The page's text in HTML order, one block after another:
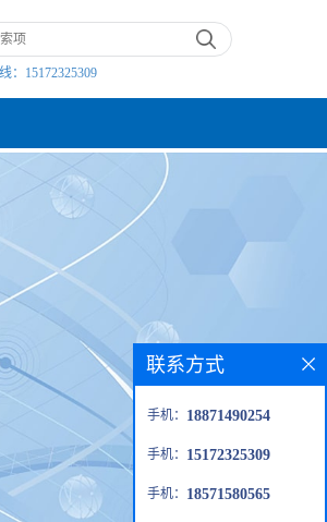
： 15172325309
联系方式
手机： 18871490254
手机： 15172325309
手机： 18571580565